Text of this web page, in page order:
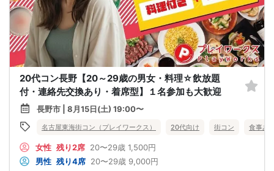
20代コン長野【20～29歳の男女・料理☆飲放題
付・連絡先交換あり・着席型】１名参加も大歓迎
長野市 | 8月15日(土) 19:00〜
名古屋東海街コン（プレイワークス） 20代向け 街コン 食事あ
女性 残り2席 20〜29歳 1,500円
男性 残り4席 20〜29歳 9,000円